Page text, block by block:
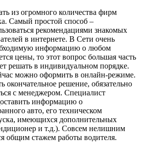
из огромного количества фирм
Самый простой способ –
рекомендациями знакомых
в интернете. В Сети очень
информацию о любом
цены, то этот вопрос большая часть
решать в индивидуальном порядке.
можно оформить в онлайн-режиме.
окончательное решение, обязательно
с менеджером. Специалист
информацию о
авто, его техническом
имеющихся дополнительных
и т.д.). Совсем нелишним
общим стажем работы водителя.